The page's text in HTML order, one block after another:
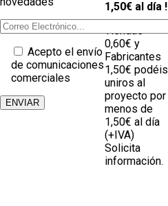
Acepto el envío
de comunicaciones
comerciales
1,50€ al día !
Tiendas
0,60€ y
Fabricantes
1,50€ podéis
uniros al
proyecto por
menos de
1,50€ al día
(+IVA)
Solicita
información.